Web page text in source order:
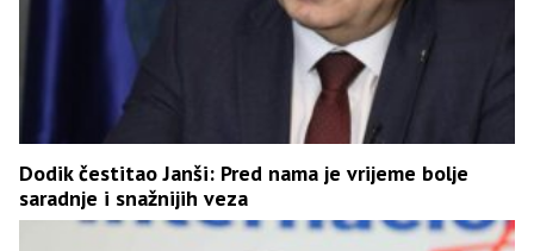
Dodik čestitao Janši: Pred nama je vrijeme bolje
saradnje i snažnijih veza